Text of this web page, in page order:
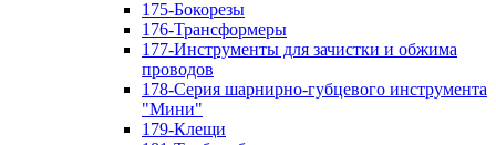
175-Бокорезы
176-Трансформеры
177-Инструменты для зачистки и обжима
проводов
178-Серия шарнирно-губцевого инструмента
"Мини"
179-Клещи